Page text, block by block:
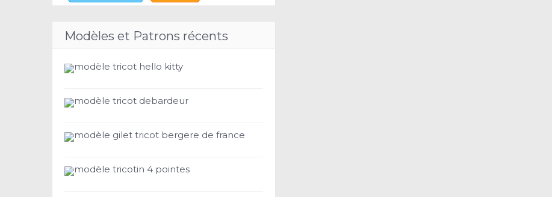
Modèles et Patrons récents
modèle tricot hello kitty
modèle tricot debardeur
modèle gilet tricot bergere de france
modèle tricotin 4 pointes